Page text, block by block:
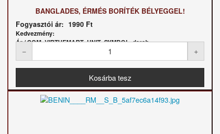
BANGLADES, ÉRMÉS BORÍTÉK BÉLYEGGEL!
Fogyasztói ár: 1990 Ft
Kedvezmény:
Ár / COM_VIRTUEMART_UNIT_SYMBOL_darab: